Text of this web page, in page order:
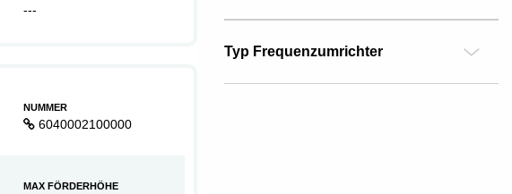
---
NUMMER
6040002100000
MAX FÖRDERHÖHE
Typ Frequenzumrichter